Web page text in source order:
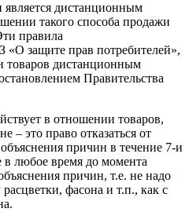
является дистанционным
такого способа продажи
правила
«О защите прав потребителей»,
товаров дистанционным
Правительства
в отношении товаров,
– это право отказаться от
причин в течение 7-и
в любое время до момента
причин, т.е. не надо
фасона и т.п., как с